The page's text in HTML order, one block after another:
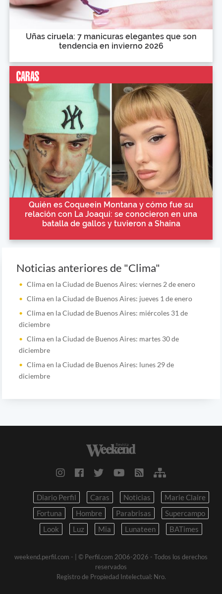
Uñas ciruela: 7 manicuras elegantes que son
tendencia en invierno 2026
Quién es Coqueein Montana y cómo fue su
relación con La Joaqui: se conocieron en una
batalla de gallos y tuvieron a Shaina
Noticias anteriores de "Clima"
Clima en la Ciudad de Buenos Aires: viernes 2 de enero
Clima en la Ciudad de Buenos Aires: jueves 1 de enero
Clima en la Ciudad de Buenos Aires: miércoles 31 de
diciembre
Clima en la Ciudad de Buenos Aires: martes 30 de
diciembre
Clima en la Ciudad de Buenos Aires: lunes 29 de
diciembre
Diario Perfil Caras Noticias
Marie Claire
Fortuna
Hombre Parabrisas
Supercampo
Look
Luz Mia Lunateen BATimes
weekend.perfil.com -
| © Perfil.com 2006-2026 - Todos los derechos
reservados
Registro de Propiedad Intelectual: Nro.